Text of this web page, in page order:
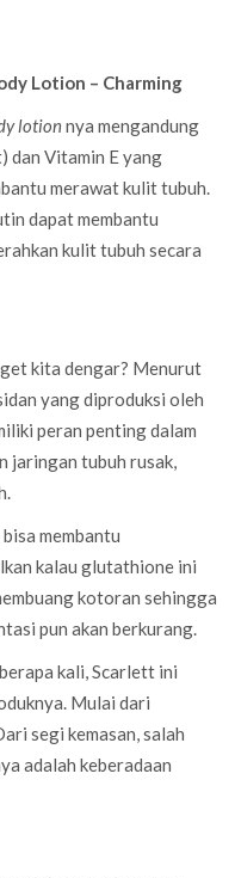
Lotion – Charming
lotionnya mengandung
Vitamin E yang
merawat kulit tubuh.
dapat membantu
kulit tubuh secara
kita dengar? Menurut
yang diproduksi oleh
peran penting dalam
jaringan tubuh rusak,
membantu
kalau glutathione ini
kotoran sehingga
pun akan berkurang.
kali, Scarlett ini
Mulai dari
segi kemasan, salah
adalah keberadaan